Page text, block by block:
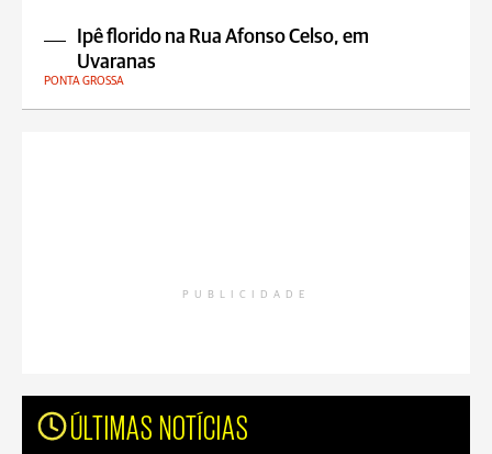
Ipê florido na Rua Afonso Celso, em
Uvaranas
PONTA GROSSA
PUBLICIDADE
ÚLTIMAS NOTÍCIAS